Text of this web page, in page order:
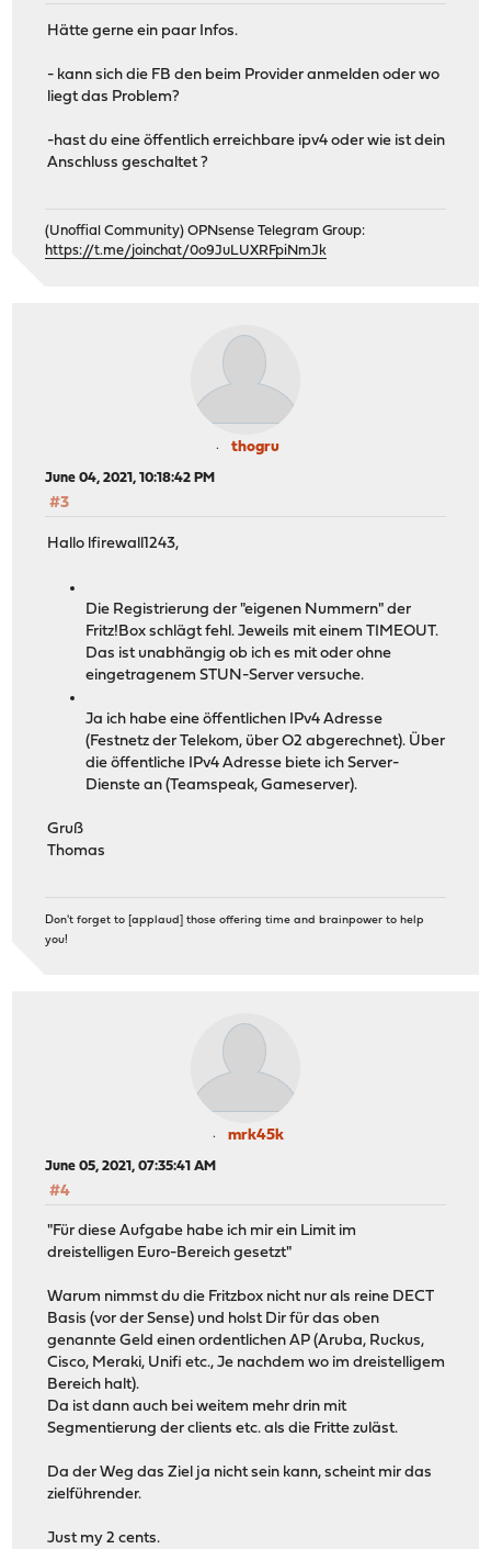
Hätte gerne ein paar Infos.
- kann sich die FB den beim Provider anmelden oder wo
liegt das Problem?
-hast du eine öffentlich erreichbare ipv4 oder wie ist dein
Anschluss geschaltet ?
(Unoffial Community) OPNsense Telegram Group:
https://t.me/joinchat/0o9JuLUXRFpiNmJk
thogru
June 04, 2021, 10:18:42 PM
#3
Hallo lfirewall1243,
Die Registrierung der "eigenen Nummern" der
Fritz!Box schlägt fehl. Jeweils mit einem TIMEOUT.
Das ist unabhängig ob ich es mit oder ohne
eingetragenem STUN-Server versuche.
Ja ich habe eine öffentlichen IPv4 Adresse
(Festnetz der Telekom, über O2 abgerechnet). Über
die öffentliche IPv4 Adresse biete ich Server-
Dienste an (Teamspeak, Gameserver).
Gruß
Thomas
Don't forget to [applaud] those offering time and brainpower to help
you!
mrk45k
June 05, 2021, 07:35:41 AM
#4
"Für diese Aufgabe habe ich mir ein Limit im
dreistelligen Euro-Bereich gesetzt"
Warum nimmst du die Fritzbox nicht nur als reine DECT
Basis (vor der Sense) und holst Dir für das oben
genannte Geld einen ordentlichen AP (Aruba, Ruckus,
Cisco, Meraki, Unifi etc., Je nachdem wo im dreistelligem
Bereich halt).
Da ist dann auch bei weitem mehr drin mit
Segmentierung der clients etc. als die Fritte zuläst.
Da der Weg das Ziel ja nicht sein kann, scheint mir das
zielführender.
Just my 2 cents.